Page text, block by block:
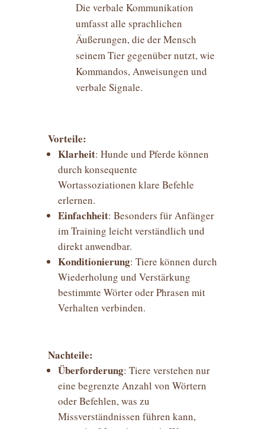
Die verbale Kommunikation
umfasst alle sprachlichen
Äußerungen, die der Mensch
seinem Tier gegenüber nutzt, wie
Kommandos, Anweisungen und
verbale Signale.
Vorteile:
Klarheit: Hunde und Pferde können
durch konsequente
Wortassoziationen klare Befehle
erlernen.
Einfachheit: Besonders für Anfänger
im Training leicht verständlich und
direkt anwendbar.
Konditionierung: Tiere können durch
Wiederholung und Verstärkung
bestimmte Wörter oder Phrasen mit
Verhalten verbinden.
Nachteile:
Überforderung: Tiere verstehen nur
eine begrenzte Anzahl von Wörtern
oder Befehlen, was zu
Missverständnissen führen kann,